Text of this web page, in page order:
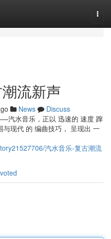
流新声
News
Discuss
汽水音乐，正以 迅速的 速度 蹿
现代 的 编曲技巧， 呈现出 一
汽水音乐-复古潮流